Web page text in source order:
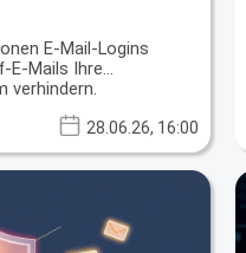
E-Mail-Logins
E-Mails Ihre
verhindern.
28.06.26, 16:00